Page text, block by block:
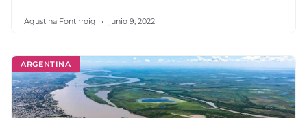
Agustina Fontirroig junio 9, 2022
ARGENTINA